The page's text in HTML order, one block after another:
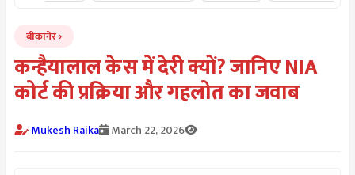
बीकानेर
कन्हैयालाल केस में देरी क्यों? जानिए NIA
कोर्ट की प्रक्रिया और गहलोत का जवाब
Mukesh Raika March 22, 2026